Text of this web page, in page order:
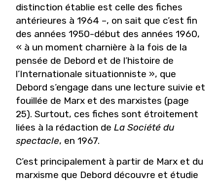
distinction établie est celle des fiches
antérieures à 1964 –, on sait que c’est fin
des années 1950-début des années 1960,
« à un moment charnière à la fois de la
pensée de Debord et de l’histoire de
l’Internationale situationniste », que
Debord s’engage dans une lecture suivie et
fouillée de Marx et des marxistes (page
25). Surtout, ces fiches sont étroitement
liées à la rédaction de La Société du
spectacle, en 1967.
C’est principalement à partir de Marx et du
marxisme que Debord découvre et étudie